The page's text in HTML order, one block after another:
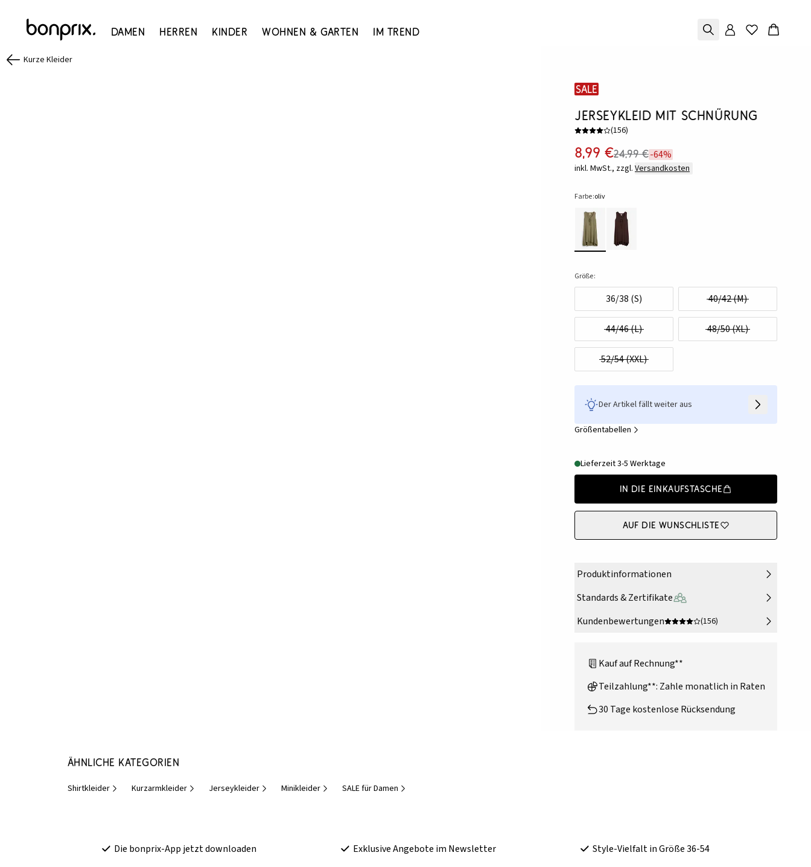
Damen Herren Kinder Wohnen & Garten Im Trend
Kurze Kleider
SALE
Jerseykleid mit Schnürung
(156)
8,99 €24,99 €-64%
inkl. MwSt., zzgl. Versandkosten
Farbe:oliv
Größe:
36/38 (S) 40/42 (M)
44/46 (L) 48/50 (XL)
52/54 (XXL)
Der Artikel fällt weiter aus
Größentabellen
Lieferzeit 3-5 Werktage
In die Einkaufstasche
Auf die Wunschliste
Produktinformationen
Standards & Zertifikate
Kundenbewertungen
(156)
Kauf auf Rechnung**
Teilzahlung**: Zahle monatlich in Raten
30 Tage kostenlose Rücksendung
Ähnliche Kategorien
Shirtkleider Kurzarmkleider Jerseykleider Minikleider SALE für Damen
Die bonprix-App jetzt downloaden Exklusive Angebote im Newsletter Style-Vielfalt in Größe 36-54